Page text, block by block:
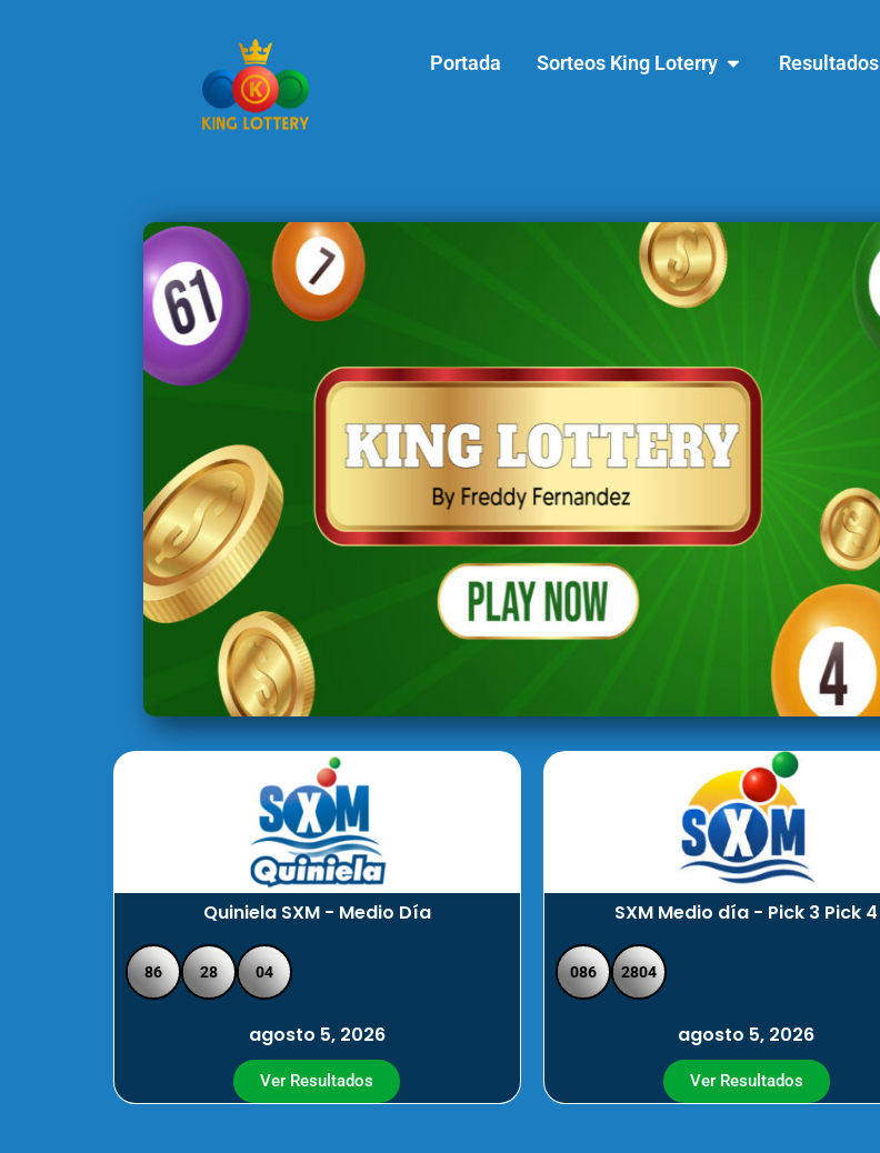
Portada Sorteos King Loterry Resultados
Quiniela SXM - Medio Día SXM Medio día - Pick 3 Pick 4
86 28 04
agosto 5, 2026
086 2804
agosto 5, 2026
Ver Resultados Ver Resultados